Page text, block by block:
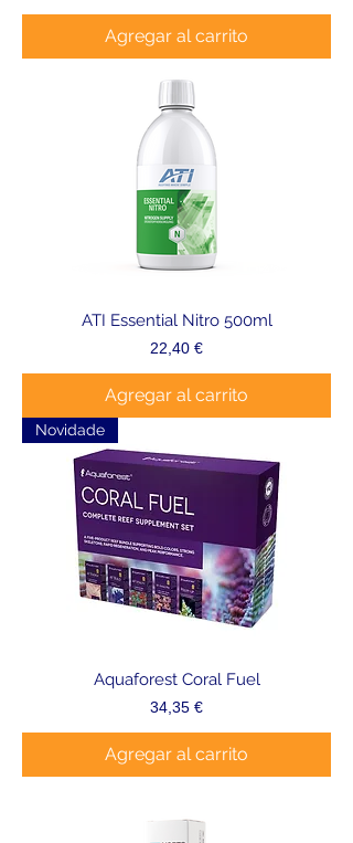
Agregar al carrito
ATI Essential Nitro 500ml
Precio
22,40 €
Agregar al carrito
Novidade
Aquaforest Coral Fuel
Precio
34,35 €
Agregar al carrito